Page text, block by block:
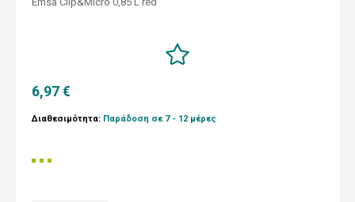
6,97 €
Διαθεσιμότητα: Παράδοση σε 7 - 12 μέρες